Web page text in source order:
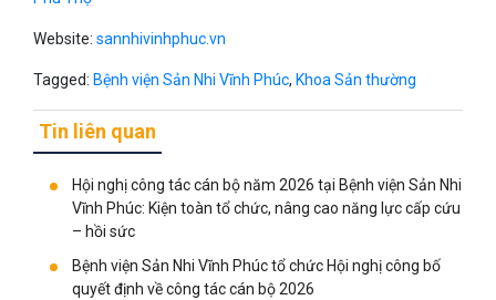
Website: sannhivinhphuc.vn
Tagged: Bệnh viện Sản Nhi Vĩnh Phúc, Khoa Sản thường
Tin liên quan
Hội nghị công tác cán bộ năm 2026 tại Bệnh viện Sản Nhi
Vĩnh Phúc: Kiện toàn tổ chức, nâng cao năng lực cấp cứu
– hồi sức
Bệnh viện Sản Nhi Vĩnh Phúc tổ chức Hội nghị công bố
quyết định về công tác cán bộ 2026